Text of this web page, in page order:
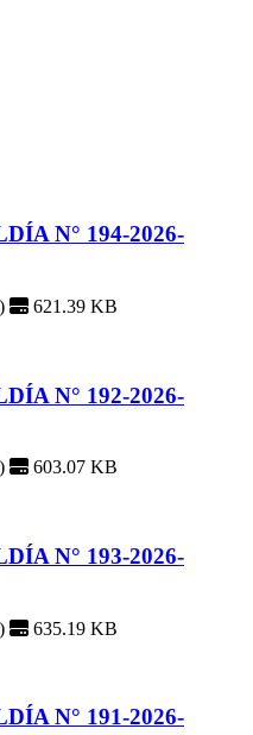
N° 194-2026-
621.39 KB
N° 192-2026-
603.07 KB
N° 193-2026-
635.19 KB
N° 191-2026-